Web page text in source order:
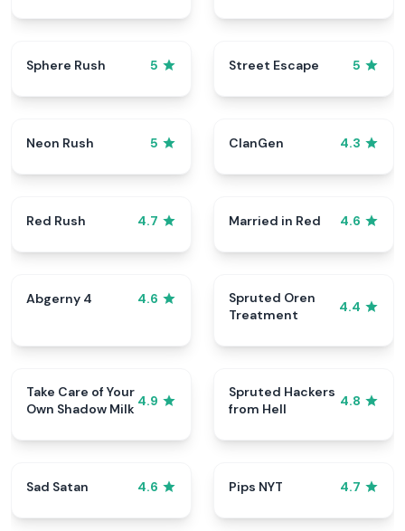
Sphere Rush 5 Street Escape 5
Neon Rush 5 ClanGen 4.3
Red Rush 4.7 Married in Red 4.6
Abgerny 4 4.6
Spruted Oren
Treatment
4.4
Take Care of Your
Own Shadow Milk 4.9
Spruted Hackers
from Hell
4.8
Sad Satan 4.6 Pips NYT 4.7